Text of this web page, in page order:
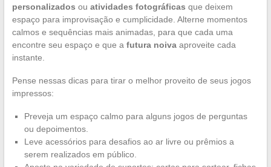
personalizados ou atividades fotográficas que deixem
espaço para improvisação e cumplicidade. Alterne momentos
calmos e sequências mais animadas, para que cada uma
encontre seu espaço e que a futura noivaaproveite cada
instante.
Pense nessas dicas para tirar o melhor proveito de seus jogos
impressos:
Preveja um espaço calmo para alguns jogos de perguntas
ou depoimentos.
Leve acessórios para desafios ao ar livre ou prêmios a
serem realizados em público.